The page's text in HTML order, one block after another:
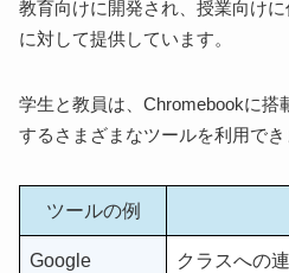
教育向けに開発され、授業向け
に対して提供しています。
学生と教員は、Chromebookに搭
するさまざまなツールを利用でき
ツールの例
Google
クラスへの